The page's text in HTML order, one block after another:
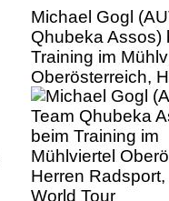
Michael Gogl
Qhubeka Assos)
Training im
Oberösterreich,
Radsport, UCI